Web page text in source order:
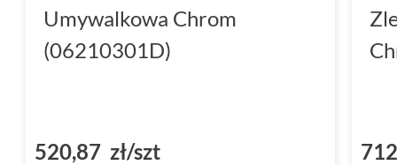
Umywalkowa Chrom
(06210301D)
520,87 zł/szt